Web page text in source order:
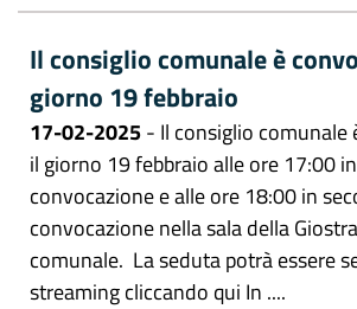
Il consiglio comunale è
giorno 19 febbraio
17-02-2025- Il consiglio comunale
il giorno 19 febbraio alle ore 17:00
convocazione e alle ore 18:00 in
convocazione nella sala della
comunale. La seduta potrà essere
streaming cliccando qui In ....